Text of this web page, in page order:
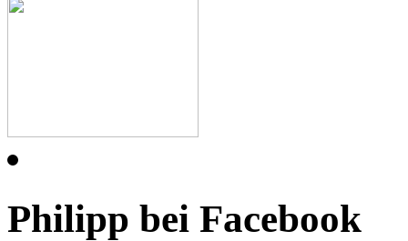
Philipp bei Facebook